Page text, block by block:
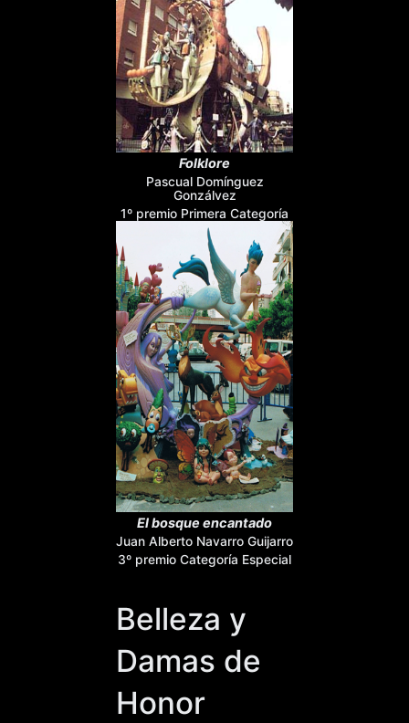
Folklore
Pascual Domínguez
Gonzálvez
1º premio Primera Categoría
El bosque encantado
Juan Alberto Navarro Guijarro
3º premio Categoría Especial
Belleza y
Damas de
Honor